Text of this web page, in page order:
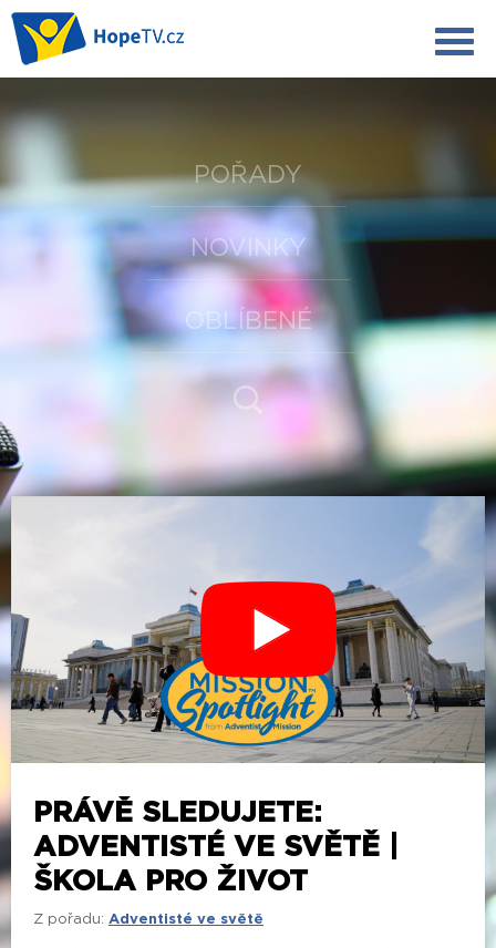
POŘADY
NOVINKY
OBLÍBENÉ
PRÁVĚ SLEDUJETE:
ADVENTISTÉ VE SVĚTĚ |
ŠKOLA PRO ŽIVOT
Z pořadu: Adventisté ve světě